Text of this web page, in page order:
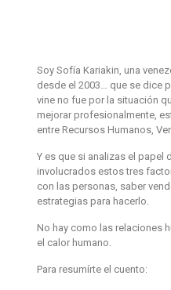
Soy Sofía Kariakin, una
desde el 2003… que se dice
vine no fue por la situación
mejorar profesionalmente,
entre Recursos Humanos,
Y es que si analizas el papel
involucrados estos tres
con las personas, saber
estrategias para hacerlo.
No hay como las relaciones
el calor humano.
Para resumírte el cuento: